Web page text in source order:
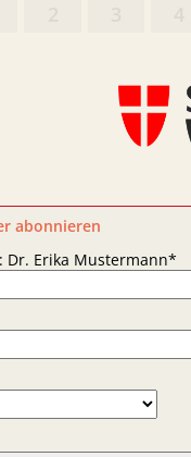
abonnieren
Dr. Erika Mustermann*